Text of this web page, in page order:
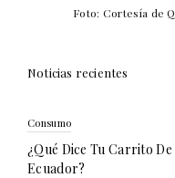
Foto: Cortesía de
Noticias recientes
Consumo
¿Qué Dice Tu Carrito
Ecuador?